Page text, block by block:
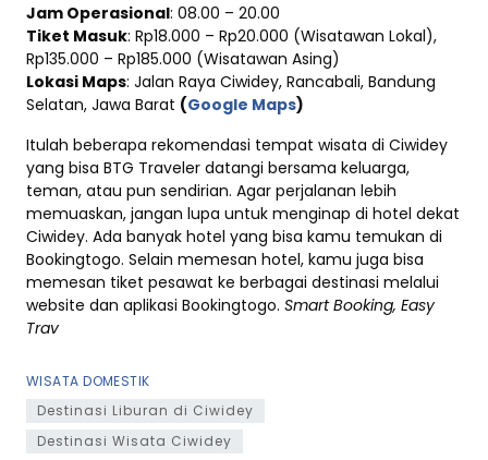
Jam Operasional: 08.00 – 20.00
Tiket Masuk: Rp18.000 – Rp20.000 (Wisatawan Lokal),
Rp135.000 – Rp185.000 (Wisatawan Asing)
Lokasi Maps: Jalan Raya Ciwidey, Rancabali, Bandung
Selatan, Jawa Barat (Google Maps)
Itulah beberapa rekomendasi tempat wisata di Ciwidey
yang bisa BTG Traveler datangi bersama keluarga,
teman, atau pun sendirian. Agar perjalanan lebih
memuaskan, jangan lupa untuk menginap di hotel dekat
Ciwidey. Ada banyak hotel yang bisa kamu temukan di
Bookingtogo. Selain memesan hotel, kamu juga bisa
memesan tiket pesawat ke berbagai destinasi melalui
website dan aplikasi Bookingtogo. Smart Booking, Easy
Trav
WISATA DOMESTIK
Destinasi Liburan di Ciwidey
Destinasi Wisata Ciwidey